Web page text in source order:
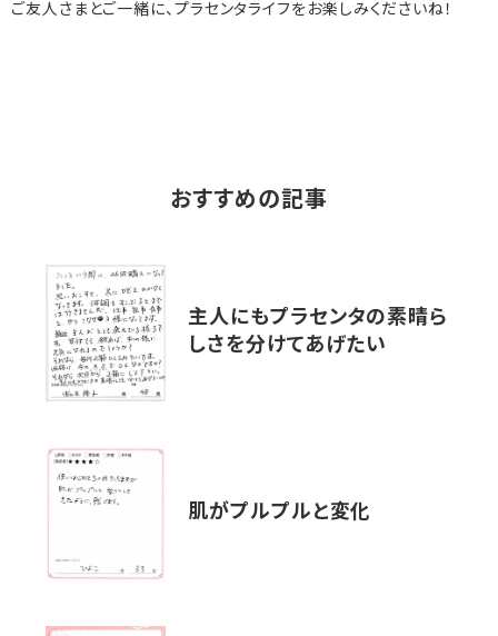
ご友人さまとご一緒に、プラセンタライフをお楽しみくださいね！
おすすめの記事
主人にもプラセンタの素晴ら
しさを分けてあげたい
肌がプルプルと変化